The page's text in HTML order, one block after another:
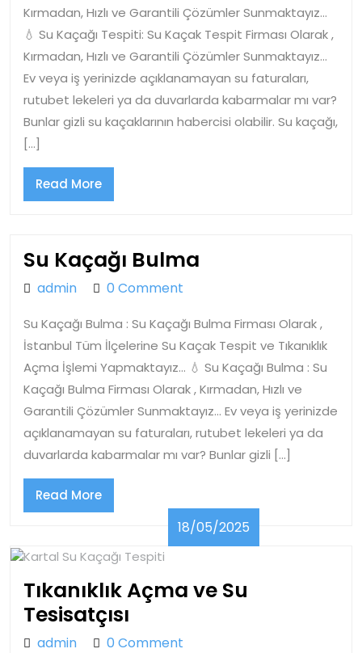
Kırmadan, Hızlı ve Garantili Çözümler Sunmaktayız…
💧 Su Kaçağı Tespiti: Su Kaçak Tespit Firması Olarak ,
Kırmadan, Hızlı ve Garantili Çözümler Sunmaktayız…
Ev veya iş yerinizde açıklanamayan su faturaları,
rutubet lekeleri ya da duvarlarda kabarmalar mı var?
Bunlar gizli su kaçaklarının habercisi olabilir. Su kaçağı,
[…]
Read MoreRead
More
Su Kaçağı Bulma
adminadmin0 Comment
Su Kaçağı Bulma : Su Kaçağı Bulma Firması Olarak ,
İstanbul Tüm İlçelerine Su Kaçak Tespit ve Tıkanıklık
Açma İşlemi Yapmaktayız… 💧 Su Kaçağı Bulma : Su
Kaçağı Bulma Firması Olarak , Kırmadan, Hızlı ve
Garantili Çözümler Sunmaktayız… Ev veya iş yerinizde
açıklanamayan su faturaları, rutubet lekeleri ya da
duvarlarda kabarmalar mı var? Bunlar gizli […]
Read MoreRead
More
18/05/2025
Tıkanıklık Açma ve Su
Tesisatçısı
Açma
adminadmin0 Comment